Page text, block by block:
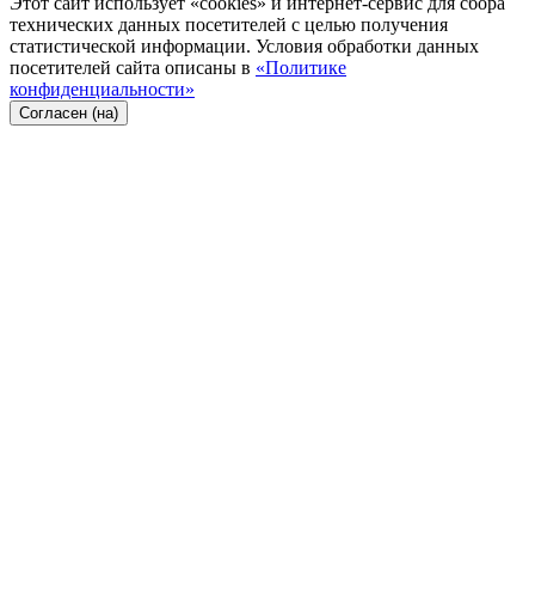
технических данных посетителей с целью получения
статистической информации. Условия обработки данных
посетителей сайта описаны в «Политике
конфиденциальности»
Согласен (на)